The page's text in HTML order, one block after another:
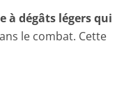
à dégâts légers qui
le combat. Cette